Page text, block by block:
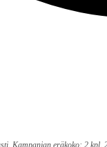
Kampanjan eräkoko: 2